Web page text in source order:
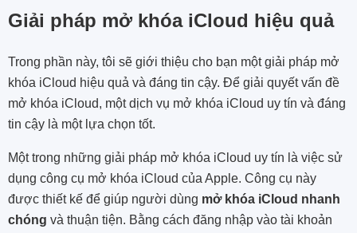
Giải pháp mở khóa iCloud hiệu quả
Trong phần này, tôi sẽ giới thiệu cho bạn một giải pháp mở
khóa iCloud hiệu quả và đáng tin cậy. Để giải quyết vấn đề
mở khóa iCloud, một dịch vụ mở khóa iCloud uy tín và đáng
tin cậy là một lựa chọn tốt.
Một trong những giải pháp mở khóa iCloud uy tín là việc sử
dụng công cụ mở khóa iCloud của Apple. Công cụ này
được thiết kế để giúp người dùng mở khóa iCloud nhanh
chóng và thuận tiện. Bằng cách đăng nhập vào tài khoản